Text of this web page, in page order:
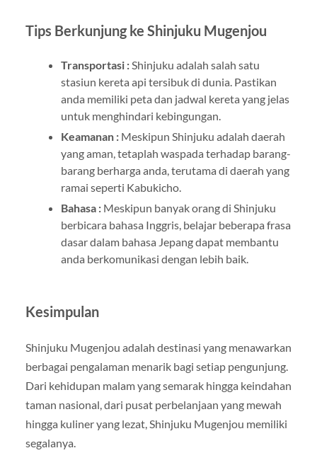
Tips Berkunjung ke Shinjuku Mugenjou
Transportasi :Shinjuku adalah salah satu
stasiun kereta api tersibuk di dunia. Pastikan
anda memiliki peta dan jadwal kereta yang jelas
untuk menghindari kebingungan.
Keamanan :Meskipun Shinjuku adalah daerah
yang aman, tetaplah waspada terhadap barang-
barang berharga anda, terutama di daerah yang
ramai seperti Kabukicho.
Bahasa :Meskipun banyak orang di Shinjuku
berbicara bahasa Inggris, belajar beberapa frasa
dasar dalam bahasa Jepang dapat membantu
anda berkomunikasi dengan lebih baik.
Kesimpulan
Shinjuku Mugenjou adalah destinasi yang menawarkan
berbagai pengalaman menarik bagi setiap pengunjung.
Dari kehidupan malam yang semarak hingga keindahan
taman nasional, dari pusat perbelanjaan yang mewah
hingga kuliner yang lezat, Shinjuku Mugenjou memiliki
segalanya.